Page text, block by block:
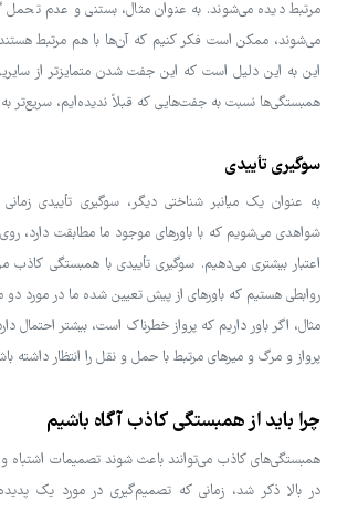
مرتبط دیده می‌شوند. به عنوان مثال، بستنی و عدم
می‌شوند، ممکن است فکر کنیم که آن‌ها با هم مرتبط
این به این دلیل است که این جفت شدن متمایزتر از
همبستگی‌ها نسبت به جفت‌هایی که قبلاً ندیده‌ایم، سریع‌تر
سوگیری تأییدی
به عنوان یک میانبر شناختی دیگر، سوگیری تأییدی
شواهدی می‌شویم که با باورهای موجود ما مطابقت دارد،
اعتبار بیشتری می‌دهیم. سوگیری تأییدی با همبستگی کاذب
روابطی هستیم که باورهای از پیش تعیین شده ما در مورد دو
مثال، اگر باور داریم که پرواز خطرناک است، بیشتر احتمال
پرواز و مرگ و میرهای مرتبط با حمل و نقل را انتظار داشته
چرا باید از همبستگی کاذب آگاه باشیم
همبستگی‌های کاذب می‌توانند باعث شوند تصمیمات اشتباه و
در بالا ذکر شد، زمانی که تصمیم‌گیری در مورد یک